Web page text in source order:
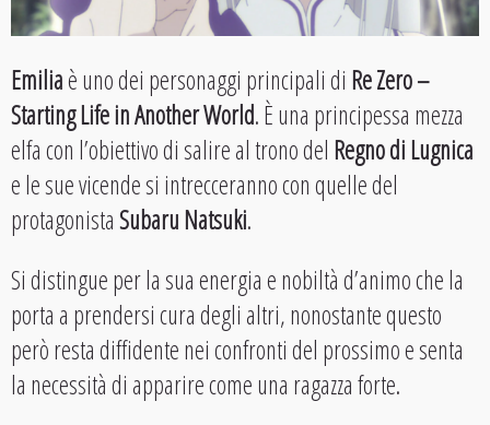
Emiliaè uno dei personaggi principali di Re Zero –
Starting Life in Another World. È una principessa mezza
elfa con l’obiettivo di salire al trono del Regno di Lugnica
e le sue vicende si intrecceranno con quelle del
protagonistaSubaru Natsuki.
Si distingue per la sua energia e nobiltà d’animo che la
porta a prendersi cura degli altri, nonostante questo
però resta diffidente nei confronti del prossimo e senta
la necessità di apparire come una ragazza forte.